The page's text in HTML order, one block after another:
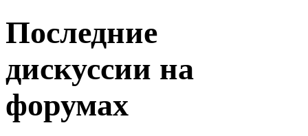
Последние
дискуссии на
форумах